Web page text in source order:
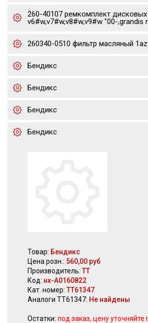
260-40107 ремкомплект
v6#w,v7#w,v8#w,v9#w "00-,grandis
260340-0510 фильтр масляный
Бендикс
Бендикс
Бендикс
Бендикс
Товар: Бендикс
Цена розн.: 560,00 руб
Производитель: TT
Код: нх-А0160822
Кат. номер: TT61347
Аналоги TT61347: Не найдены
Остатки: под заказ, цену уточняйте